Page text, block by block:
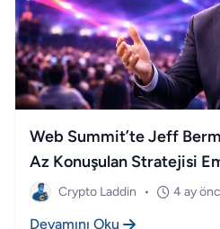
Web Summit’te Jeff
Az Konuşulan Stratejisi
Crypto Laddin • 4 ay
Devamını Oku